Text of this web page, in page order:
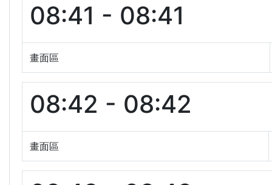
08:41 - 08:41
畫面區
08:42 - 08:42
畫面區